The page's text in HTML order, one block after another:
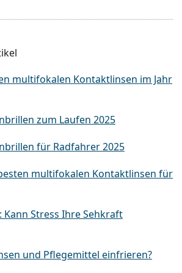
multifokalen Kontaktlinsen im Jahr
zum Laufen 2025
für Radfahrer 2025
multifokalen Kontaktlinsen für
Kann Stress Ihre Sehkraft
und Pflegemittel einfrieren?